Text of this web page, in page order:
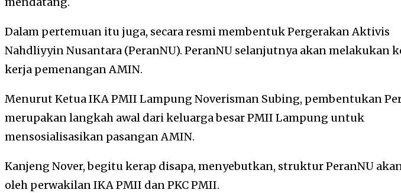
Dalam pertemuan itu juga, secara resmi membentuk Pergerakan Aktivis
Nahdliyyin Nusantara (PeranNU). PeranNU selanjutnya akan melakukan
kerja pemenangan AMIN.
Menurut Ketua IKA PMII Lampung Noverisman Subing, pembentukan
merupakan langkah awal dari keluarga besar PMII Lampung untuk
mensosialisasikan pasangan AMIN.
Kanjeng Nover, begitu kerap disapa, menyebutkan, struktur PeranNU
oleh perwakilan IKA PMII dan PKC PMII.